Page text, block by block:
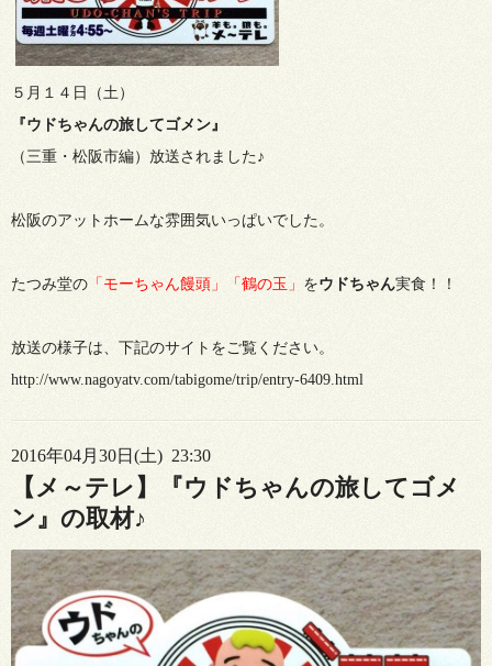
５月１４日（土）
『ウドちゃんの旅してゴメン』
（三重・松阪市編）放送されました♪
松阪のアットホームな雰囲気いっぱいでした。
たつみ堂の 「モーちゃん饅頭」「鶴の玉」 をウドちゃん実食！！
放送の様子は、下記のサイトをご覧ください。
http://www.nagoyatv.com/tabigome/trip/entry-6409.html
2016年04月30日(土) 23:30
【メ～テレ】『ウドちゃんの旅してゴメ
ン』の取材♪